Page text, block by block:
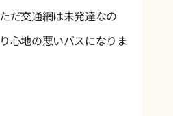
だ交通網は未発達なの
心地の悪いバスになりま